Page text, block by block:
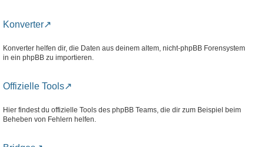
Konverter
Konverter helfen dir, die Daten aus deinem altem, nicht-phpBB Forensystem
in ein phpBB zu importieren.
Offizielle Tools
Hier findest du offizielle Tools des phpBB Teams, die dir zum Beispiel beim
Beheben von Fehlern helfen.